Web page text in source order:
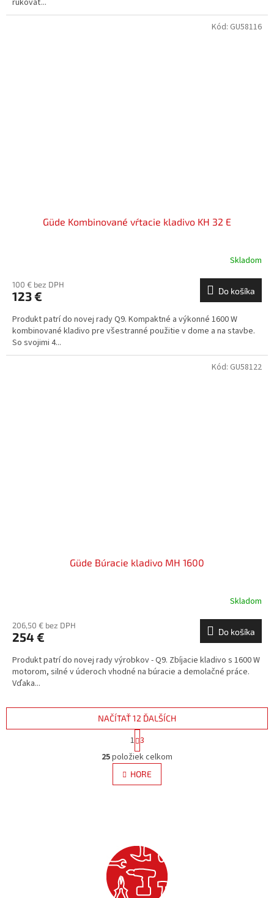
Güde Kombinované vŕtacie kladivo KH 32 E
Skladom
100 € bez DPH
123 € Do košíka
Produkt patrí do novej rady Q9. Kompaktné a výkonné 1600 W
kombinované kladivo pre všestranné použitie v dome a na stavbe.
So svojimi 4...
Kód: GU58116
Güde Búracie kladivo MH 1600
Skladom
206,50 € bez DPH
254 € Do košíka
Produkt patrí do novej rady výrobkov - Q9. Zbíjacie kladivo s 1600 W
motorom, silné v úderoch vhodné na búracie a demolačné práce.
Vďaka...
Kód: GU58122
O
v
l
á
e
p
r
v
k
NAČÍTAŤ 12 ĎALŠÍCH
S
t
r
á
n
k
e
1 3
25položiek celkom
HORE